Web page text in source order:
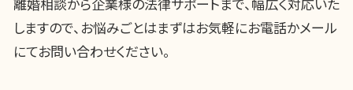
しますので、お悩みごとはまずはお気軽にお電話かメール
にてお問い合わせください。